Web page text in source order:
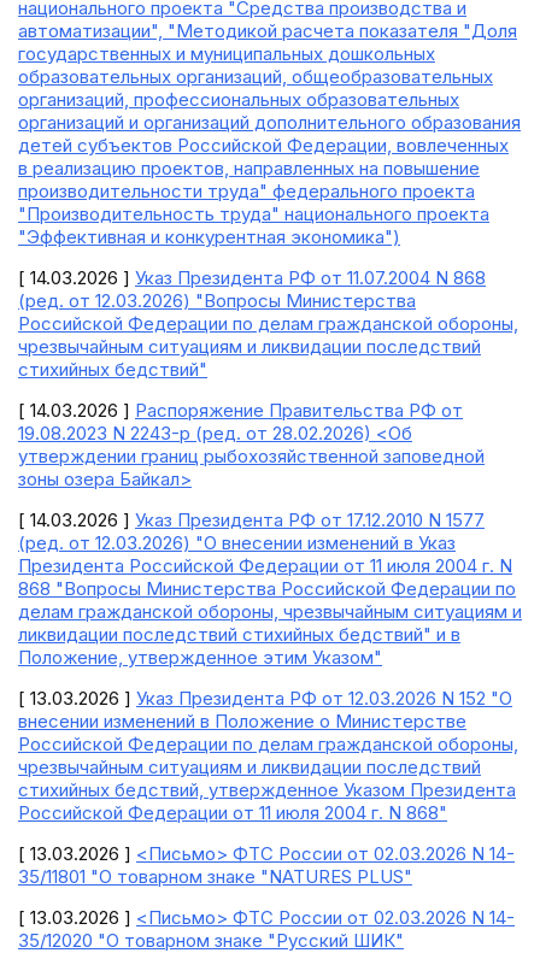
национального проекта "Средства производства и
автоматизации", "Методикой расчета показателя "Доля
государственных и муниципальных дошкольных
образовательных организаций, общеобразовательных
организаций, профессиональных образовательных
организаций и организаций дополнительного образования
детей субъектов Российской Федерации, вовлеченных
в реализацию проектов, направленных на повышение
производительности труда" федерального проекта
"Производительность труда" национального проекта
"Эффективная и конкурентная экономика")
[ 14.03.2026 ] Указ Президента РФ от 11.07.2004 N 868
(ред. от 12.03.2026) "Вопросы Министерства
Российской Федерации по делам гражданской обороны,
чрезвычайным ситуациям и ликвидации последствий
стихийных бедствий"
[ 14.03.2026 ] Распоряжение Правительства РФ от
19.08.2023 N 2243-р (ред. от 28.02.2026) <Об
утверждении границ рыбохозяйственной заповедной
зоны озера Байкал>
[ 14.03.2026 ] Указ Президента РФ от 17.12.2010 N 1577
(ред. от 12.03.2026) "О внесении изменений в Указ
Президента Российской Федерации от 11 июля 2004 г. N
868 "Вопросы Министерства Российской Федерации по
делам гражданской обороны, чрезвычайным ситуациям и
ликвидации последствий стихийных бедствий" и в
Положение, утвержденное этим Указом"
[ 13.03.2026 ] Указ Президента РФ от 12.03.2026 N 152 "О
внесении изменений в Положение о Министерстве
Российской Федерации по делам гражданской обороны,
чрезвычайным ситуациям и ликвидации последствий
стихийных бедствий, утвержденное Указом Президента
Российской Федерации от 11 июля 2004 г. N 868"
[ 13.03.2026 ] <Письмо> ФТС России от 02.03.2026 N 14-
35/11801 "О товарном знаке "NATURES PLUS"
[ 13.03.2026 ] <Письмо> ФТС России от 02.03.2026 N 14-
35/12020 "О товарном знаке "Русский ШИК"